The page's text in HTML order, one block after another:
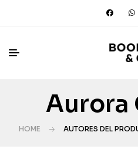
Aurora
HOME AUTORES DEL